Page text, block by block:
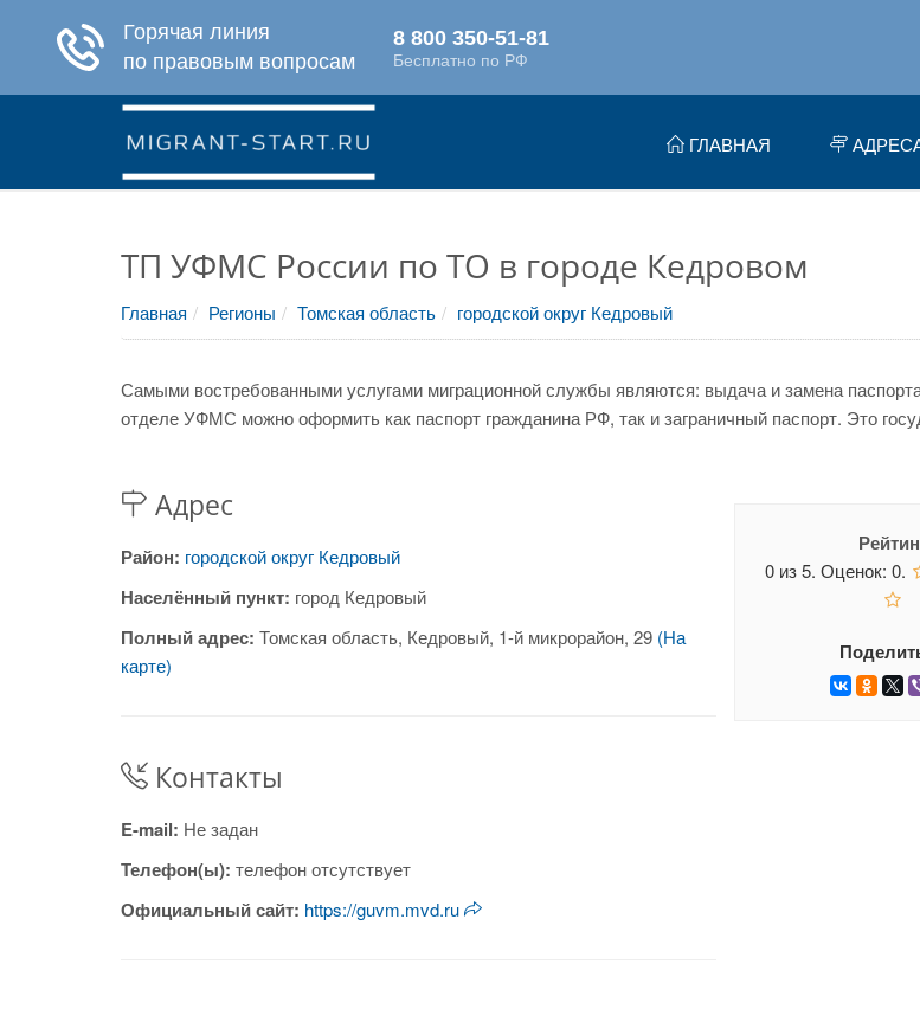
ГЛАВНАЯ
ТП УФМС России по ТО в городе Кедровом
Главная Регионы Томская область городской округ Кедровый
Самыми востребованными услугами миграционной службы являются: выдача и замена
отделе УФМС можно оформить как паспорт гражданина РФ, так и заграничный паспорт. Это
Адрес
Район: городской округ Кедровый
Населённый пункт: город Кедровый
Полный адрес: Томская область, Кедровый, 1-й микрорайон, 29 (На
карте)
Контакты
E-mail: Не задан
Телефон(ы): телефон отсутствует
Официальный сайт: https://guvm.mvd.ru
0из5. Оценок: 0.